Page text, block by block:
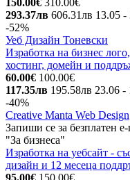
150.00€ 310.00€
293.37лв 606.31лв 13.05 -
-52%
Уеб Дизайн Тоневски
Изработка на бизнес
хостинг, домейн и
60.00€ 100.00€
117.35лв 195.58лв 23.06 -
-40%
Creative Manta Web Design
Запиши се за безплатен
"За бизнеса"
Изработка на уебсайт -
дизайн и 12 месеца
95.00€ 150.00€